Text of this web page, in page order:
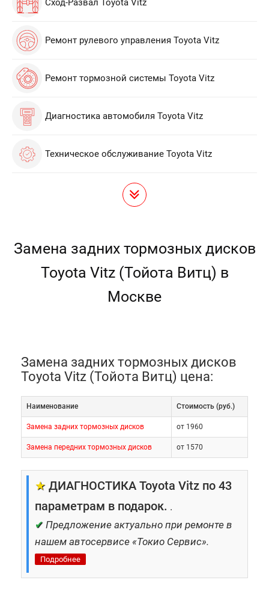
Сход-Развал Toyota Vitz
Ремонт рулевого управления Toyota Vitz
Ремонт тормозной системы Toyota Vitz
Диагностика автомобиля Toyota Vitz
Техническое обслуживание Toyota Vitz
Замена задних тормозных дисков
Toyota Vitz (Тойота Витц) в
Москве
Замена задних тормозных дисков
Toyota Vitz (Тойота Витц) цена:
Наименование Cтоимость (руб.)
Замена задних тормозных дисков от 1960
Замена передних тормозных дисков от 1570
★ ДИАГНОСТИКА Toyota Vitz по 43
параметрам в подарок. .
✔ Предложение актуально при ремонте в
нашем автосервисе «Токио Сервис».
Подробнее